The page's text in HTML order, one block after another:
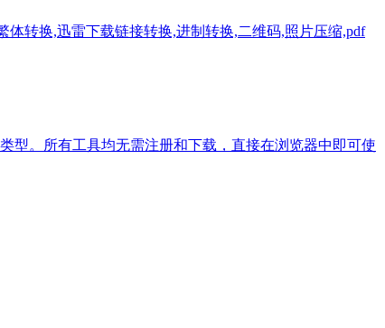
转换,迅雷下载链接转换,进制转换,二维码,照片压缩,pdf
型。所有工具均无需注册和下载，直接在浏览器中即可使